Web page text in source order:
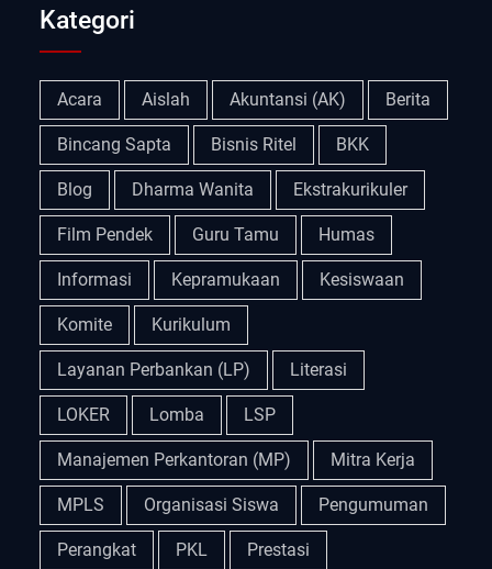
Kategori
Acara Aislah Akuntansi (AK) Berita
Bincang Sapta Bisnis Ritel BKK
Blog Dharma Wanita Ekstrakurikuler
Film Pendek Guru Tamu Humas
Informasi Kepramukaan Kesiswaan
Komite Kurikulum
Layanan Perbankan (LP) Literasi
LOKER Lomba LSP
Manajemen Perkantoran (MP) Mitra Kerja
MPLS Organisasi Siswa Pengumuman
Perangkat PKL Prestasi